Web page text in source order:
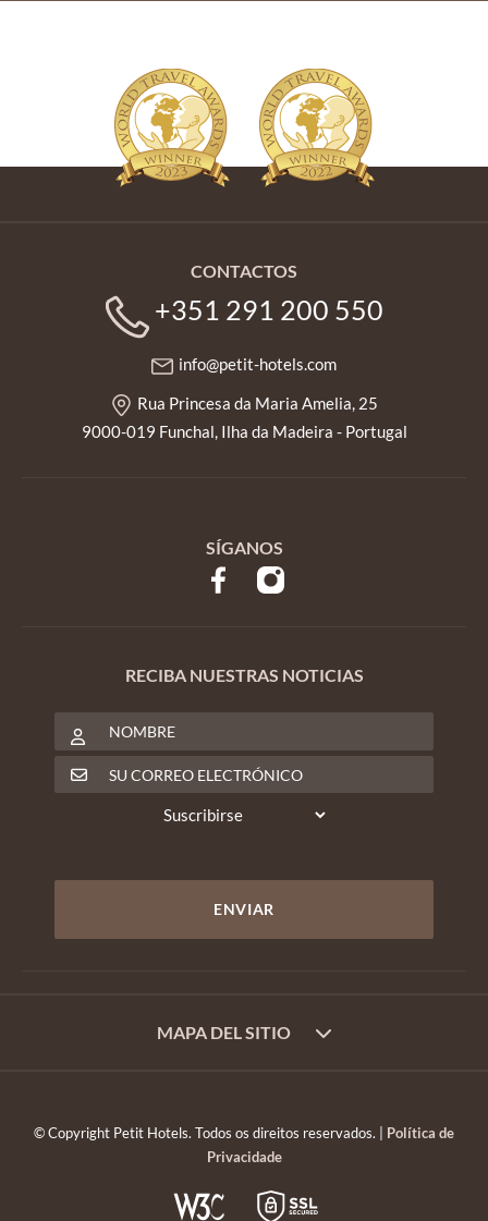
CONTACTOS
+351 291 200 550
info@petit-hotels.com
Rua Princesa da Maria Amelia, 25
9000-019 Funchal, Ilha da Madeira - Portugal
SÍGANOS
RECIBA NUESTRAS NOTICIAS
MAPA DEL SITIO
© Copyright Petit Hotels. Todos os direitos reservados. | Política de
Privacidade